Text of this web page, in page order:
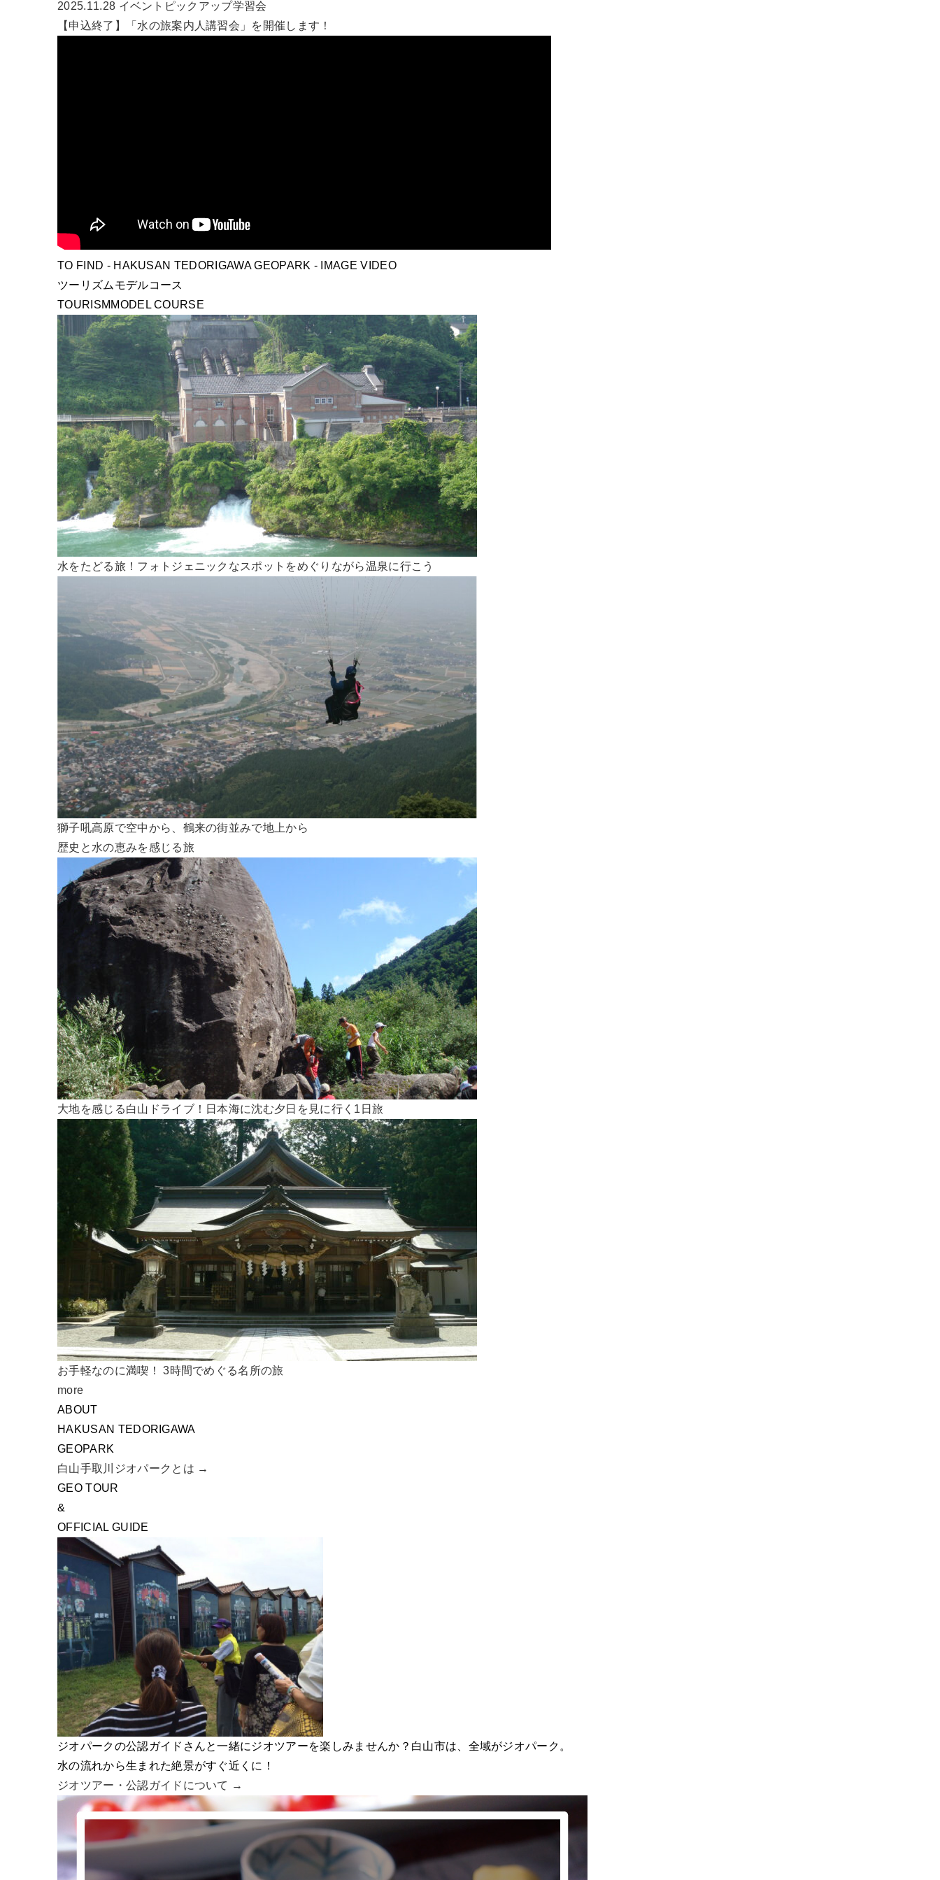
2025.11.28 イベント ピックアップ学習会
【申込終了】「水の旅案内人講習会」を開催します！
TO FIND - HAKUSAN TEDORIGAWA GEOPARK - IMAGE VIDEO
ツーリズムモデルコース
TOURISM MODEL COURSE
水をたどる旅！フォトジェニックなスポットをめぐりながら温泉に行こう
獅子吼高原で空中から、鶴来の街並みで地上から
歴史と水の恵みを感じる旅
大地を感じる白山ドライブ！日本海に沈む夕日を見に行く1日旅
お手軽なのに満喫！ 3時間でめぐる名所の旅
more
ABOUT
HAKUSAN TEDORIGAWA
GEOPARK
白山手取川ジオパークとは →
GEO TOUR
&
OFFICIAL GUIDE
ジオパークの公認ガイドさんと一緒にジオツアーを楽しみませんか？白山市は、全域がジオパーク。
水の流れから生まれた絶景がすぐ近くに！
ジオツアー・ 公認ガイドについて →